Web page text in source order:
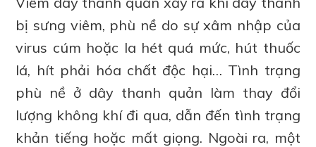
bị sưng viêm, phù nề do sự xâm nhập của
virus cúm hoặc la hét quá mức, hút thuốc
lá, hít phải hóa chất độc hại… Tình trạng
phù nề ở dây thanh quản làm thay đổi
lượng không khí đi qua, dẫn đến tình trạng
khản tiếng hoặc mất giọng. Ngoài ra, một